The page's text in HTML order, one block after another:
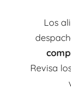
Los
Revisa